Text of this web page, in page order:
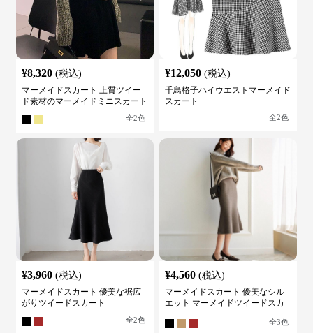
¥8,320 (税込)
マーメイドスカート 上質ツイー
ド素材のマーメイドミニスカート
全2色
¥12,050 (税込)
千鳥格子ハイウエストマーメイド
スカート
全2色
¥3,960 (税込)
マーメイドスカート 優美な裾広
がりツイードスカート
全2色
¥4,560 (税込)
マーメイドスカート 優美なシル
エット マーメイドツイードスカ
全3色